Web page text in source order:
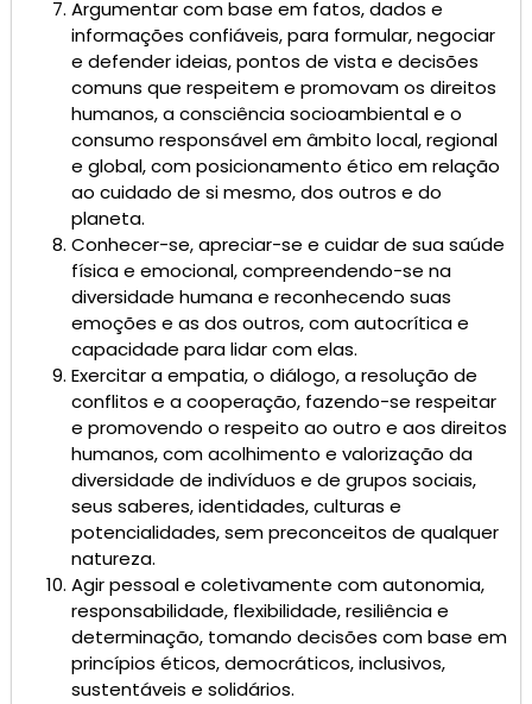
Argumentar com base em fatos, dados e
informações confiáveis, para formular, negociar
e defender ideias, pontos de vista e decisões
comuns que respeitem e promovam os direitos
humanos, a consciência socioambiental e o
consumo responsável em âmbito local, regional
e global, com posicionamento ético em relação
ao cuidado de si mesmo, dos outros e do
planeta.
Conhecer-se, apreciar-se e cuidar de sua saúde
física e emocional, compreendendo-se na
diversidade humana e reconhecendo suas
emoções e as dos outros, com autocrítica e
capacidade para lidar com elas.
Exercitar a empatia, o diálogo, a resolução de
conflitos e a cooperação, fazendo-se respeitar
e promovendo o respeito ao outro e aos direitos
humanos, com acolhimento e valorização da
diversidade de indivíduos e de grupos sociais,
seus saberes, identidades, culturas e
potencialidades, sem preconceitos de qualquer
natureza.
Agir pessoal e coletivamente com autonomia,
responsabilidade, flexibilidade, resiliência e
determinação, tomando decisões com base em
princípios éticos, democráticos, inclusivos,
sustentáveis e solidários.